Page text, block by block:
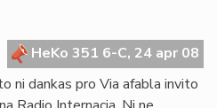
de
HeKo 351 6-C, 24 apr 08
ni dankas pro Via afabla invito